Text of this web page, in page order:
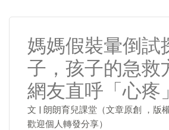
媽媽假裝暈倒試
子，孩子的急救
網友直呼「心疼」
文 | 朗朗育兒課堂（文章原創 ，版
歡迎個人轉發分享）